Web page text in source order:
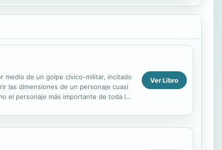
medio de un golpe cívico-militar, incitado
las dimensiones de un personaje cuasi
el personaje más importante de toda la
Ver Libro